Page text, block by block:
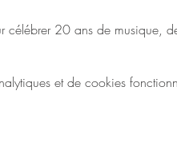
20 ans de musique,
et de cookies